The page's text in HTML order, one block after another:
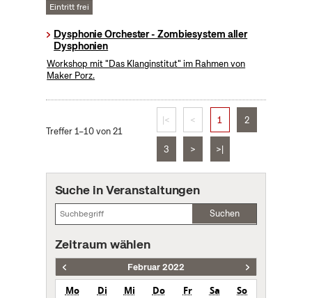
Eintritt frei
Dysphonie Orchester - Zombiesystem aller
Dysphonien
Workshop mit "Das Klanginstitut" im Rahmen von
Maker Porz.
Treffer 1–10 von 21
|< < 1 2
3 > >|
Suche in Veranstaltungen
Suchen
Zeitraum wählen
Februar 2022
Mo Di Mi Do Fr Sa
So